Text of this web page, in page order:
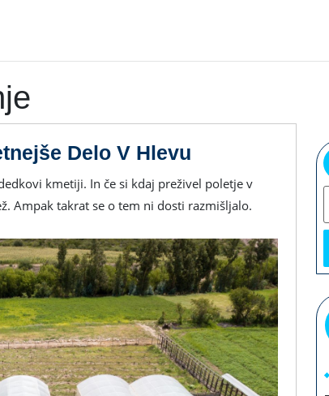
Delo V Hlevu Prezračevanje
Kmetij
Za
Delo
V
Hlevu
Ampak takrat se o tem ni dosti razmišljalo.